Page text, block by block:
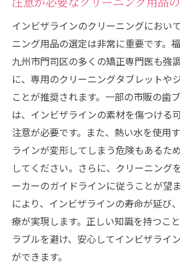
インビザラインのクリーニングにおい
ニング用品の選定は非常に重要です。
九州市門司区の多くの矯正専門医も強
に、専用のクリーニングタブレットや
ことが推奨されます。一部の市販の歯
は、インビザラインの素材を傷つける
注意が必要です。また、熱い水を使用
ラインが変形してしまう危険もあるた
してください。さらに、クリーニング
ーカーのガイドラインに従うことが望
により、インビザラインの寿命が延び
療が実現します。正しい知識を持つこ
ラブルを避け、安心してインビザライ
ができます。